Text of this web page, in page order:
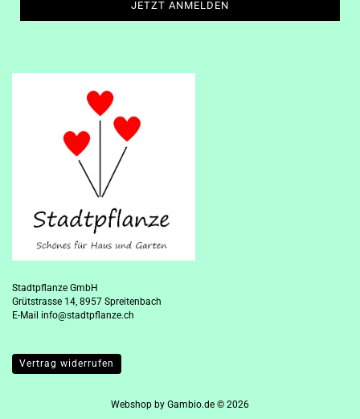
Stadtpflanze GmbH
Grütstrasse 14, 8957 Spreitenbach
E-Mail info@stadtpflanze.ch
Vertrag widerrufen
Webshop by Gambio.de © 2026